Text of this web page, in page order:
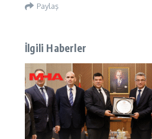
Paylaş
İlgili Haberler